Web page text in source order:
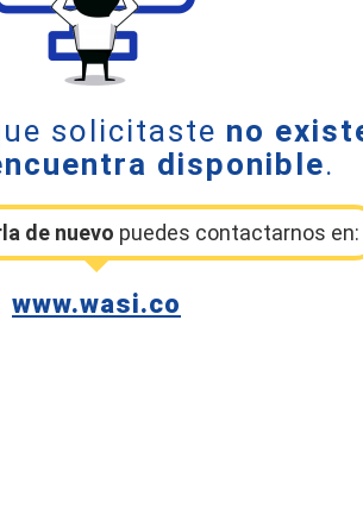
solicitaste no
disponible.
de nuevo puedes contactarnos en:
www.wasi.co